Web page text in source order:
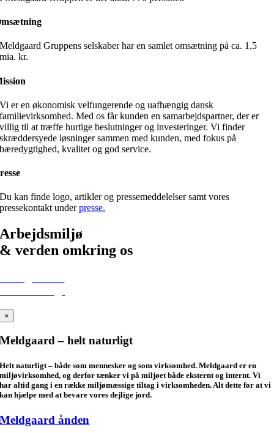
Meldgaard Gruppens selskaber har en samlet omsætning på ca. 1,5
mia. kr.
Vi er en økonomisk velfungerende og uafhængig dansk
familievirksomhed. Med os får kunden en samarbejdspartner, der er
villig til at træffe hurtige beslutninger og investeringer. Vi finder
skræddersyede løsninger sammen med kunden, med fokus på
bæredygtighed, kvalitet og god service.
Du kan finde logo, artikler og pressemeddelelser samt vores
pressekontakt underpresse.
Arbejdsmiljø
& verden omkring os
×
Meldgaard – helt naturligt
Helt naturligt – både som mennesker og som virksomhed. Meldgaard er en
miljøvirksomhed, og derfor tænker vi på miljøet både eksternt og internt. Vi
har altid gang i en række miljømæssige tiltag i virksomheden. Alt dette for at vi
kan hjælpe med at bevare vores dejlige jord.
Meldgaard ånden